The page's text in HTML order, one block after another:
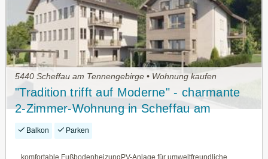
5440 Scheffau am Tennengebirge • Wohnung kaufen
"Tradition trifft auf Moderne" - charmante
2-Zimmer-Wohnung in Scheffau am
Tennengebirge - PROVISIONSFREI FÜR
Balkon Parken
komfortable FußbodenheizungPV-Anlage für umweltfreundliche